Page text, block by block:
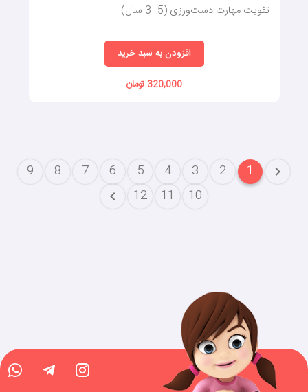
تقویت مهارت دست‌ورزی (5- 3 سال)
افزودن به سبد خرید
320,000 تومان
1
2
3
4
5
6
7
8
9
10
11
12